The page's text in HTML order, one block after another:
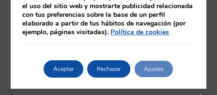
Amplia experiencia como directora y
docente en actividades de formación
jornadas y congresos
el uso del sitio web y mostrarte publicidad relacionada
con tus preferencias sobre la base de un perfil
elaborado a partir de tus hábitos de navegación (por
ejemplo, páginas visitadas). Política de cookies
Aceptar Rechazar Ajustes